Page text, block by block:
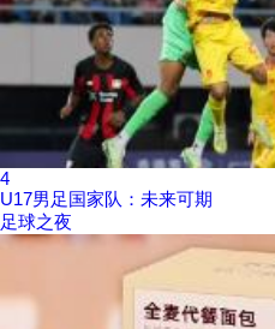
4
U17男足国家队：未来可期
足球之夜